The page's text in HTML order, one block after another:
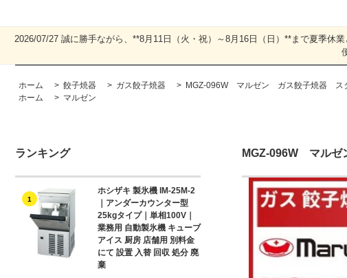
2026/07/27 誠に勝手ながら、**8月11日（火・祝）～8月16日（日）**まで夏季休
ホーム > 餃子焼器 > ガス餃子焼器 > MGZ-096W マルゼン ガス餃子焼器 ス
ホーム
> マルゼン
ランキング
1
ホシザキ 製氷機 IM-25M-2
｜アンダーカウンター型
25kgタイプ｜単相100V｜
業務用 自動製氷機 キューブ
アイス 厨房 店舗用 別料金
にて 設置 入替 回収 処分 廃
棄
MGZ-096W マル